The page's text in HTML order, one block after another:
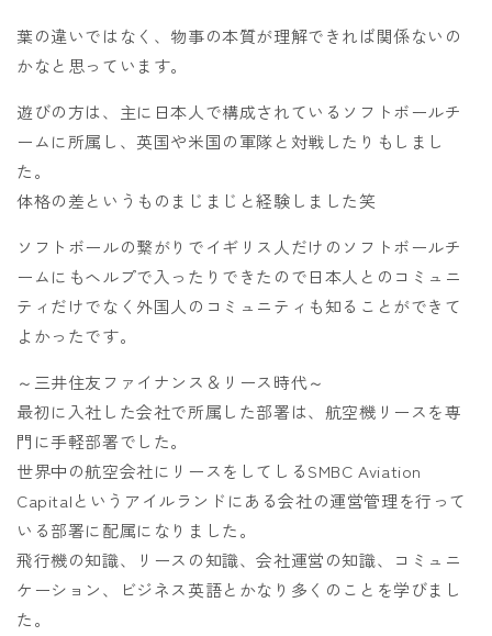
葉の違いではなく、物事の本質が理解できれば関係ないの
かなと思っています。
遊びの方は、主に日本人で構成されているソフトボールチ
ームに所属し、英国や米国の軍隊と対戦したりもしまし
た。
体格の差というものまじまじと経験しました笑
ソフトボールの繋がりでイギリス人だけのソフトボールチ
ームにもヘルプで入ったりできたので日本人とのコミュニ
ティだけでなく外国人のコミュニティも知ることができて
よかったです。
～三井住友ファイナンス＆リース時代～
最初に入社した会社で所属した部署は、航空機リースを専
門に手軽部署でした。
世界中の航空会社にリースをしてしるSMBC Aviation
Capitalというアイルランドにある会社の運営管理を行って
いる部署に配属になりました。
飛行機の知識、リースの知識、会社運営の知識、コミュニ
ケーション、ビジネス英語とかなり多くのことを学びまし
た。